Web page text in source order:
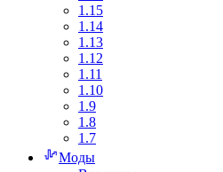
1.15
1.14
1.13
1.12
1.11
1.10
1.9
1.8
1.7
Моды